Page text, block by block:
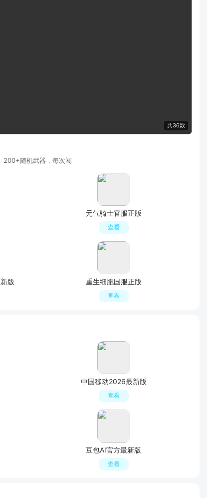
共36款
200+随机武器，每次闯
元气骑士官服正版
查看
版 重生细胞国服正版
查看
中国移动2026最新版
查看
豆包AI官方最新版
查看